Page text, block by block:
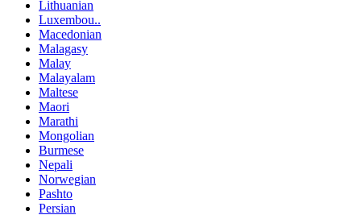
Lithuanian
Luxembou..
Macedonian
Malagasy
Malay
Malayalam
Maltese
Maori
Marathi
Mongolian
Burmese
Nepali
Norwegian
Pashto
Persian